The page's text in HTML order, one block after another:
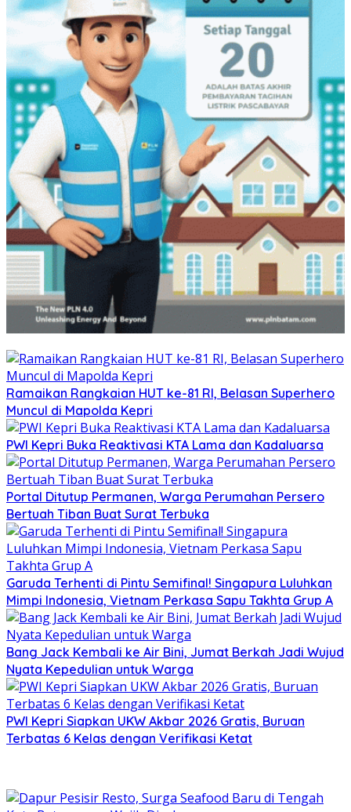
Ramaikan Rangkaian HUT ke-81 RI, Belasan Superhero
Muncul di Mapolda Kepri
PWI Kepri Buka Reaktivasi KTA Lama dan Kadaluarsa
Portal Ditutup Permanen, Warga Perumahan Persero
Bertuah Tiban Buat Surat Terbuka
Garuda Terhenti di Pintu Semifinal! Singapura Luluhkan
Mimpi Indonesia, Vietnam Perkasa Sapu Takhta Grup A
Bang Jack Kembali ke Air Bini, Jumat Berkah Jadi Wujud
Nyata Kepedulian untuk Warga
PWI Kepri Siapkan UKW Akbar 2026 Gratis, Buruan
Terbatas 6 Kelas dengan Verifikasi Ketat